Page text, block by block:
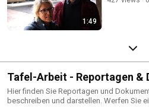
1:49
Tafel-Arbeit - Reportagen &
Hier finden Sie Reportagen und
beschreiben und darstellen. Werfen Sie